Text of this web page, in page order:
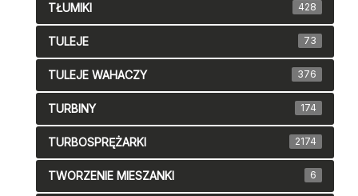
TŁUMIKI 428
TULEJE 73
TULEJE WAHACZY 376
TURBINY 174
TURBOSPRĘŻARKI 2174
TWORZENIE MIESZANKI 6